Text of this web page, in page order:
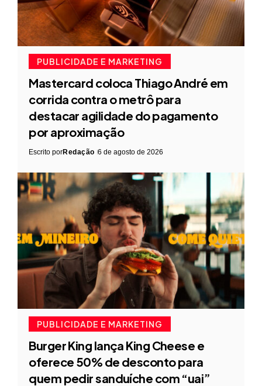
PUBLICIDADE E MARKETING
Mastercard coloca Thiago André em
corrida contra o metrô para
destacar agilidade do pagamento
por aproximação
Escrito porRedação 6 de agosto de 2026
PUBLICIDADE E MARKETING
Burger King lança King Cheese e
oferece 50% de desconto para
quem pedir sanduíche com “uai”